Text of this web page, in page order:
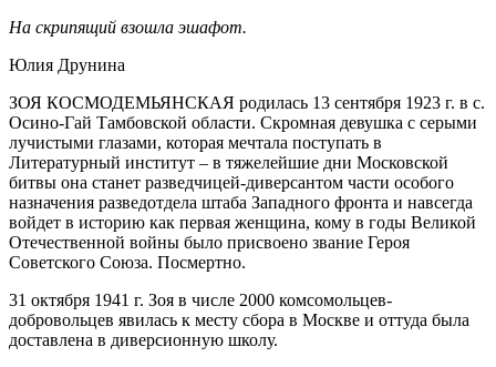
На скрипящий взошла эшафот.
Юлия Друнина
ЗОЯ КОСМОДЕМЬЯНСКАЯ родилась 13 сентября 1923 г. в с.
Осино-Гай Тамбовской области. Скромная девушка с серыми
лучистыми глазами, которая мечтала поступать в
Литературный институт – в тяжелейшие дни Московской
битвы она станет разведчицей-диверсантом части особого
назначения разведотдела штаба Западного фронта и навсегда
войдет в историю как первая женщина, кому в годы Великой
Отечественной войны было присвоено звание Героя
Советского Союза. Посмертно.
31 октября 1941 г. Зоя в числе 2000 комсомольцев-
добровольцев явилась к месту сбора в Москве и оттуда была
доставлена в диверсионную школу.